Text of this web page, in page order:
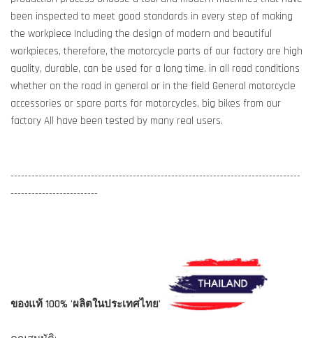
been inspected to meet good standards in every step of making
the workpiece Including the design of modern and beautiful
workpieces, therefore, the motorcycle parts of our factory are high
quality, durable, can be used for a long time. in all road conditions
whether on the road in general or in the field General motorcycle
accessories or spare parts for motorcycles, big bikes from our
factory All have been tested by many real users.
-----------------------------------------------------------------------------------
-------------------------
ของแท้ 100% 'ผลิตในประเทศไทย'